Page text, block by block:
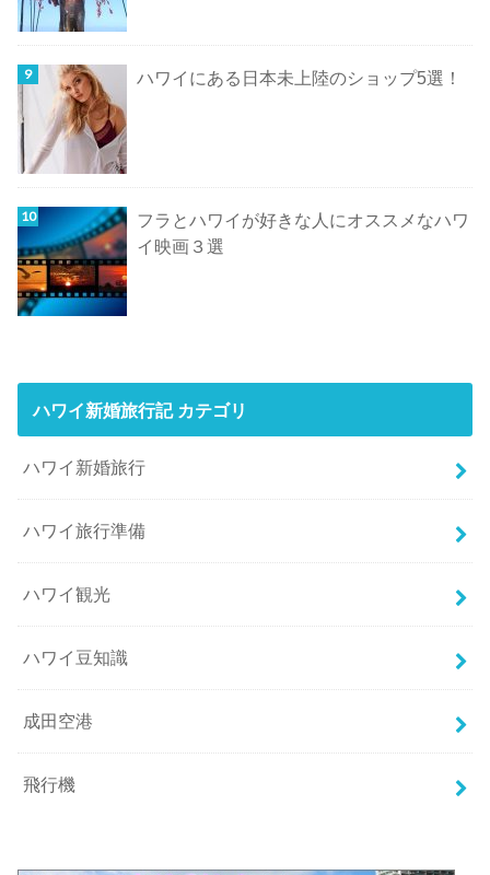
ハワイにある日本未上陸のショップ5選！
フラとハワイが好きな人にオススメなハワ
イ映画３選
ハワイ新婚旅行記 カテゴリ
ハワイ新婚旅行
ハワイ旅行準備
ハワイ観光
ハワイ豆知識
成田空港
飛行機